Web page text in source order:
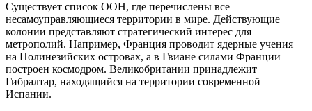
Существует список ООН, где перечислены все
несамоуправляющиеся территории в мире. Действующие
колонии представляют стратегический интерес для
метрополий. Например, Франция проводит ядерные учения
на Полинезийских островах, а в Гвиане силами Франции
построен космодром. Великобритании принадлежит
Гибралтар, находящийся на территории современной
Испании.